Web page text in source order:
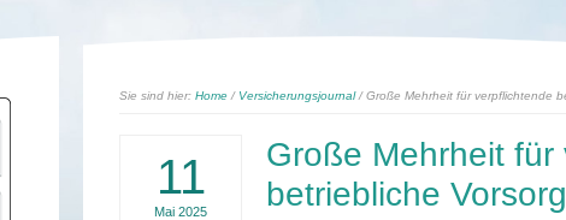
Sie sind hier: Home / Versicherungsjournal/ Große Mehrheit für verpflichtende
11
Mai 2025
Große Mehrheit für
betriebliche